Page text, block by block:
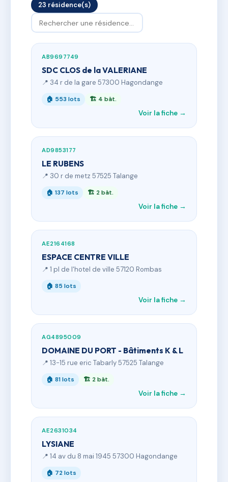
23 résidence(s)
AB9697749
SDC CLOS de la VALERIANE
📍 34 r de la gare 57300 Hagondange
🏠 553 lots 🏗 4 bât.
Voir la fiche →
AD9853177
LE RUBENS
📍 30 r de metz 57525 Talange
🏠 137 lots 🏗 2 bât.
Voir la fiche →
AE2164168
ESPACE CENTRE VILLE
📍 1 pl de l'hotel de ville 57120 Rombas
🏠 85 lots
Voir la fiche →
AG4895009
DOMAINE DU PORT - Bâtiments K & L
📍 13-15 rue eric Tabarly 57525 Talange
🏠 81 lots 🏗 2 bât.
Voir la fiche →
AE2631034
LYSIANE
📍 14 av du 8 mai 1945 57300 Hagondange
🏠 72 lots